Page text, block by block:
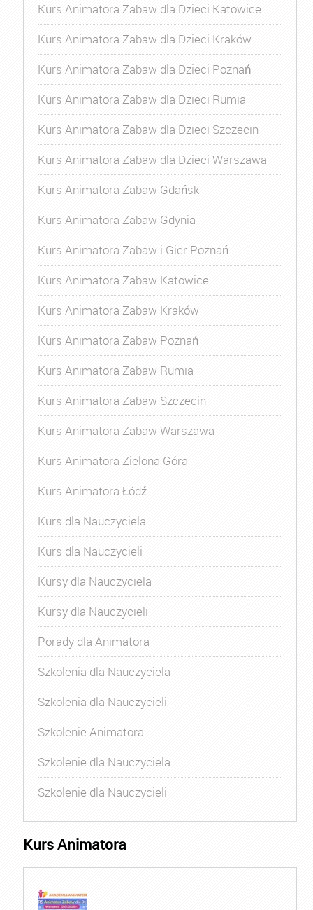
Kurs Animatora Zabaw dla Dzieci Katowice
Kurs Animatora Zabaw dla Dzieci Kraków
Kurs Animatora Zabaw dla Dzieci Poznań
Kurs Animatora Zabaw dla Dzieci Rumia
Kurs Animatora Zabaw dla Dzieci Szczecin
Kurs Animatora Zabaw dla Dzieci Warszawa
Kurs Animatora Zabaw Gdańsk
Kurs Animatora Zabaw Gdynia
Kurs Animatora Zabaw i Gier Poznań
Kurs Animatora Zabaw Katowice
Kurs Animatora Zabaw Kraków
Kurs Animatora Zabaw Poznań
Kurs Animatora Zabaw Rumia
Kurs Animatora Zabaw Szczecin
Kurs Animatora Zabaw Warszawa
Kurs Animatora Zielona Góra
Kurs Animatora Łódź
Kurs dla Nauczyciela
Kurs dla Nauczycieli
Kursy dla Nauczyciela
Kursy dla Nauczycieli
Porady dla Animatora
Szkolenia dla Nauczyciela
Szkolenia dla Nauczycieli
Szkolenie Animatora
Szkolenie dla Nauczyciela
Szkolenie dla Nauczycieli
Kurs Animatora